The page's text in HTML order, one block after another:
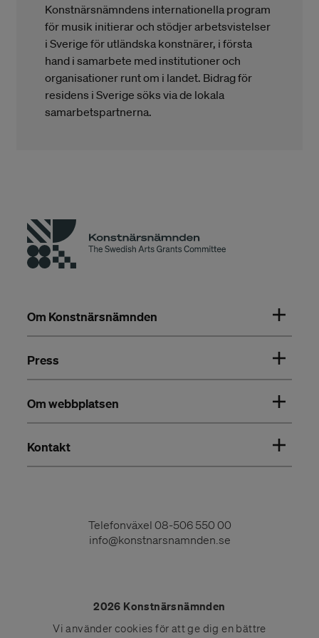
Konstnärsnämndens internationella program
för musik initierar och stödjer arbetsvistelser
i Sverige för utländska konstnärer, i första
hand i samarbete med institutioner och
organisationer runt om i landet. Bidrag för
residens i Sverige söks via de lokala
samarbetspartnerna.
Om Konstnärsnämnden
Press
Om webbplatsen
Kontakt
Telefonväxel 08-506 550 00
info@konstnarsnamnden.se
2026 Konstnärsnämnden
Vi använder cookies för att ge dig en bättre